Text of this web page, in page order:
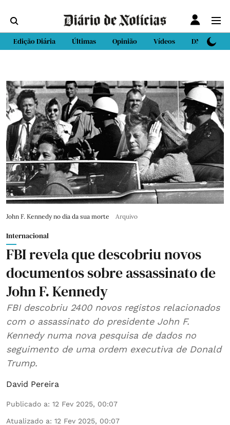
Edição Diária Últimas Opinião Vídeos DN Sport
John F. Kennedy no dia da sua morte Arquivo
Internacional
FBI revela que descobriu novos
documentos sobre assassinato de
John F. Kennedy
FBI descobriu 2400 novos registos relacionados
com o assassinato do presidente John F.
Kennedy numa nova pesquisa de dados no
seguimento de uma ordem executiva de Donald
Trump.
David Pereira
Publicado a: 12 Fev 2025, 00:07
Atualizado a: 12 Fev 2025, 00:07